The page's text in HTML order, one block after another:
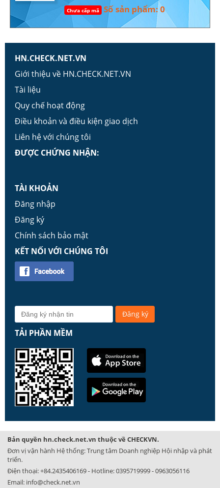
Chưa cấp mã Số sản phẩm: 0
HN.CHECK.NET.VN
Giới thiệu về HN.CHECK.NET.VN
Tài liệu
Quy chế hoạt động
Điều khoản và điều kiện giao dịch
Liên hệ với chúng tôi
ĐƯỢC CHỨNG NHẬN:
TÀI KHOẢN
Đăng nhập
Đăng ký
Chính sách bảo mật
KẾT NỐI VỚI CHÚNG TÔI
TẢI PHẦN MỀM
Bản quyền hn.check.net.vn thuộc về CHECKVN.
Đơn vị vận hành Hệ thống: Trung tâm Doanh nghiệp Hội nhập và phát
triển.
Điện thoại:+84.2435406169- Hotline:0395719999-0963056116
Email: info@check.net.vn